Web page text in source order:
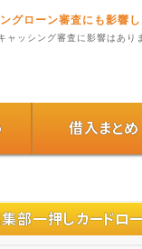
グローン審査にも影響し
ッシング審査に影響はあり
借入まとめ
部一押しカードロ